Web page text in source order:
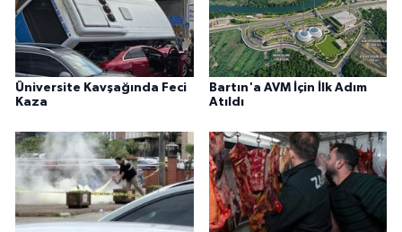
Üniversite Kavşağında Feci
Kaza
Bartın'a AVM İçin İlk Adım
Atıldı